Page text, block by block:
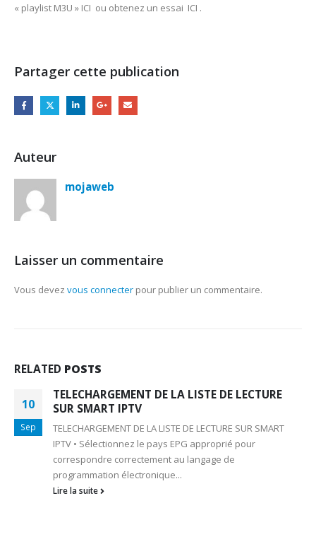
« playlist M3U » ICI ou obtenez un essai ICI .
Partager cette publication
Auteur
mojaweb
Laisser un commentaire
Vous devez vous connecter pour publier un commentaire.
RELATED POSTS
10
Sep
TELECHARGEMENT DE LA LISTE DE LECTURE
SUR SMART IPTV
TELECHARGEMENT DE LA LISTE DE LECTURE SUR SMART
IPTV • Sélectionnez le pays EPG approprié pour
correspondre correctement au langage de
programmation électronique...
Lire la suite